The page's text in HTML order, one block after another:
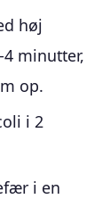
høj
minutter,
op.
i 2
i en